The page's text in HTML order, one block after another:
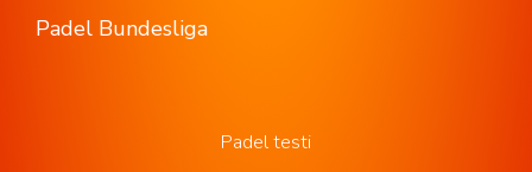
Padel Bundesliga
Padel testi